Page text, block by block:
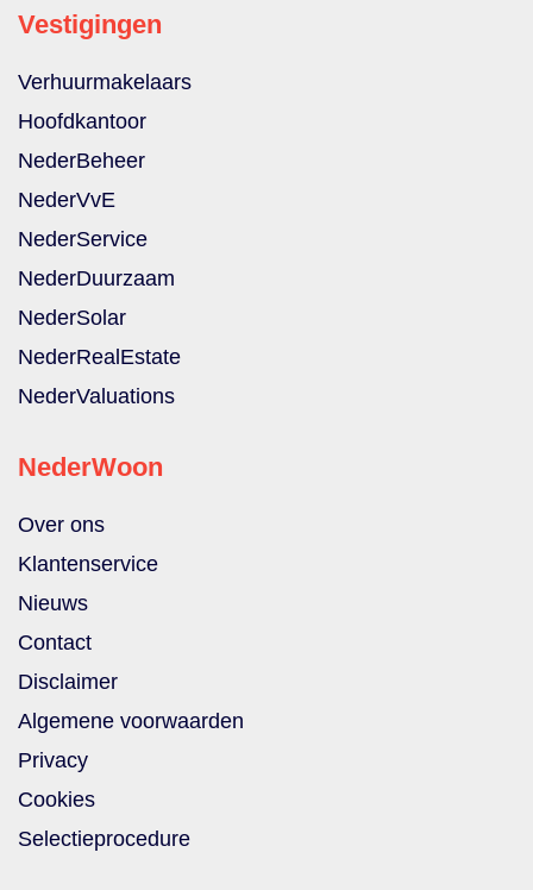
Vestigingen
Verhuurmakelaars
Hoofdkantoor
NederBeheer
NederVvE
NederService
NederDuurzaam
NederSolar
NederRealEstate
NederValuations
NederWoon
Over ons
Klantenservice
Nieuws
Contact
Disclaimer
Algemene voorwaarden
Privacy
Cookies
Selectieprocedure